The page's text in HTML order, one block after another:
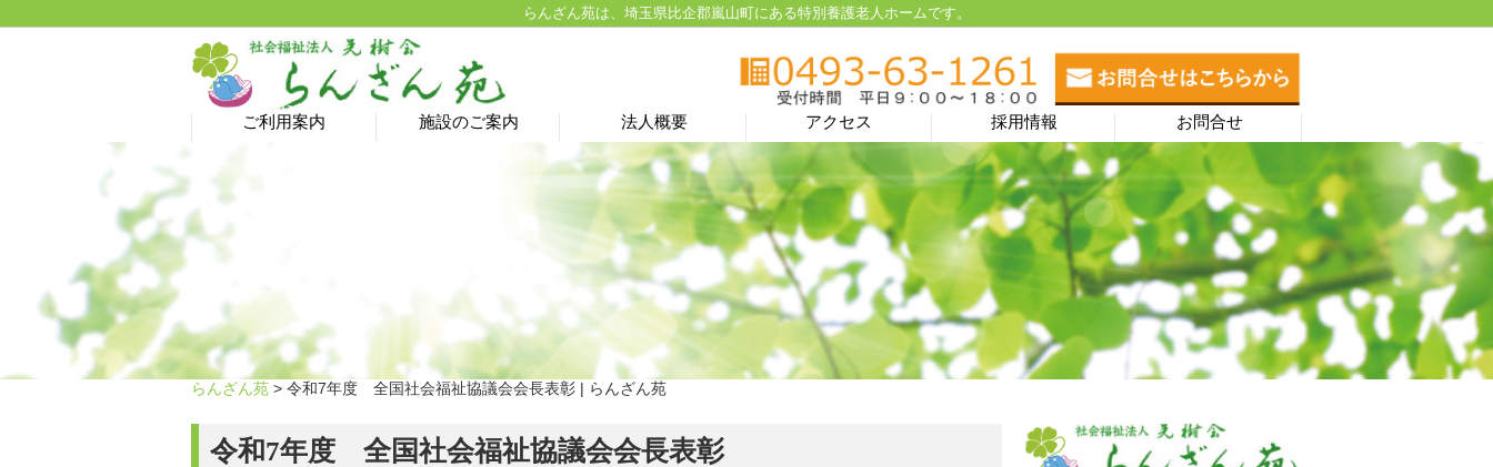
らんざん苑は、埼玉県比企郡嵐山町にある特別養護老人ホームです。
ご利用案内 施設のご案内 法人概要 アクセス 採用情報 お問合せ
らんざん苑 > 令和7年度 全国社会福祉協議会会長表彰 | らんざん苑
令和7年度 全国社会福祉協議会会長表彰